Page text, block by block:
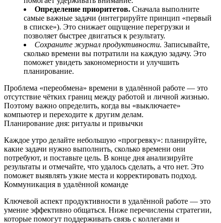
Определение приоритетов. Сначала выполните
самые важные задачи (интегрируйте принцип «первый
в списке»). Это снижает ощущение перегрузки и
позволяет быстрее двигаться к результату.
Сохраните журнал продуктивности. Записывайте,
сколько времени вы потратили на каждую задачу. Это
поможет увидеть закономерности и улучшить
планирование.
Проблема «переобмена» времени в удалённой работе — это
отсутствие чётких границ между работой и личной жизнью.
Поэтому важно определить, когда вы «выключаете»
компьютер и переходите к другим делам.
Планирование дня: ритуалы и привычки
Каждое утро делайте небольшую «прогревку»: планируйте,
какие задачи нужно выполнить, сколько времени они
потребуют, и поставьте цель. В конце дня анализируйте
результаты и отмечайте, что удалось сделать, а что нет. Это
поможет выявлять узкие места и корректировать подход.
Коммуникация в удалённой команде
Ключевой аспект продуктивности в удалённой работе — это
умение эффективно общаться. Ниже перечислены стратегии,
которые помогут поддерживать связь с коллегами и